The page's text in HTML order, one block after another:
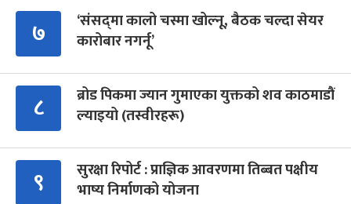
७
‘संसद्‍मा कालो चस्मा खोल्नू, बैठक चल्दा सेयर
कारोबार नगर्नू’
८
ब्रोड पिकमा ज्यान गुमाएका युक्तको शव काठमाडौं
ल्याइयो (तस्वीरहरू)
९
सुरक्षा रिपोर्ट : प्राज्ञिक आवरणमा तिब्बत पक्षीय
भाष्य निर्माणको योजना